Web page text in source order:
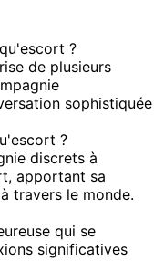
?
de plusieurs
sophistiquée
?
discrets à
apportant sa
travers le monde.
qui se
significatives